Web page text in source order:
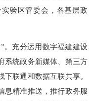
验区管委会，各基层政
充分运用数字福建建设
系统政务新媒体、第三方
联通和数据互联共享。
息精准推送，推行政务服